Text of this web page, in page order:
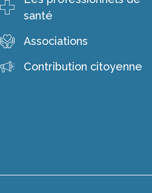
santé
Associations
Contribution citoyenne